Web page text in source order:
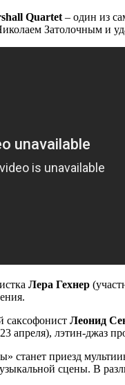
Quartet – один из
Затолочным и
Лера Гехнер
саксофонист Леонид
апреля), лэтин-джаз
станет приезд
сцены. В